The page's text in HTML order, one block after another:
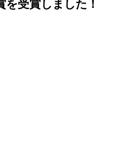
受賞しました！